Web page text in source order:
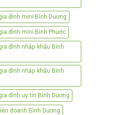
đình mini Bình Dương
đình mini Bình Phước
đình nhập khẩu Bình
đình nhập khẩu Bình
đình uy tín Bình Dương
doanh Bình Dương